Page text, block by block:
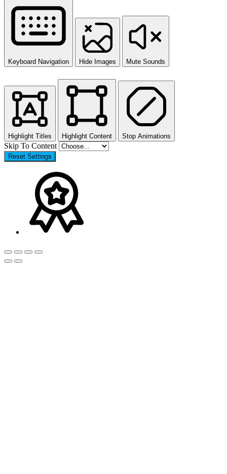
Keyboard Navigation Hide Images Mute Sounds
Highlight Titles Highlight Content Stop Animations
Skip To Content
Reset Settings